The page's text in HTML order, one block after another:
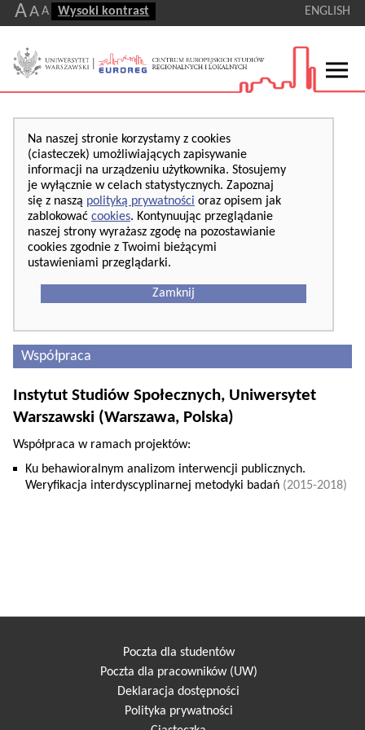
AA A Wysoki kontrast ENGLISH
Na naszej stronie korzystamy z cookies
(ciasteczek) umożliwiających zapisywanie
informacji na urządzeniu użytkownika. Stosujemy
je wyłącznie w celach statystycznych. Zapoznaj
się z naszą polityką prywatności oraz opisem jak
zablokować cookies. Kontynuując przeglądanie
naszej strony wyrażasz zgodę na pozostawianie
cookies zgodnie z Twoimi bieżącymi
ustawieniami przeglądarki.
Zamknij
Współpraca
Instytut Studiów Społecznych, Uniwersytet
Warszawski (Warszawa, Polska)
Współpraca w ramach projektów:
Ku behawioralnym analizom interwencji publicznych.
Weryfikacja interdyscyplinarnej metodyki badań (2015-2018)
Poczta dla studentów
Poczta dla pracowników (UW)
Deklaracja dostępności
Polityka prywatności